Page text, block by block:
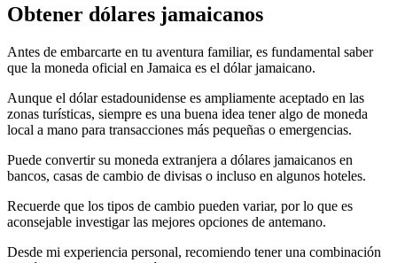
Obtener dólares jamaicanos
Antes de embarcarte en tu aventura familiar, es fundamental saber
que la moneda oficial en Jamaica es el dólar jamaicano.
Aunque el dólar estadounidense es ampliamente aceptado en las
zonas turísticas, siempre es una buena idea tener algo de moneda
local a mano para transacciones más pequeñas o emergencias.
Puede convertir su moneda extranjera a dólares jamaicanos en
bancos, casas de cambio de divisas o incluso en algunos hoteles.
Recuerde que los tipos de cambio pueden variar, por lo que es
aconsejable investigar las mejores opciones de antemano.
Desde mi experiencia personal, recomiendo tener una combinación